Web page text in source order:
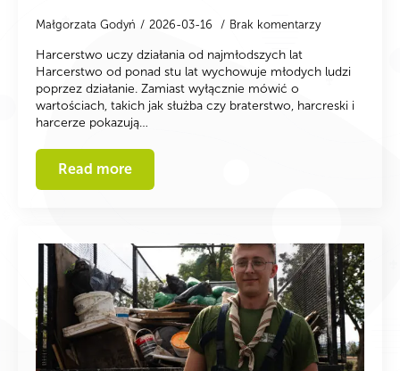
Małgorzata Godyń 2026-03-16 Brak komentarzy
Harcerstwo uczy działania od najmłodszych lat
Harcerstwo od ponad stu lat wychowuje młodych ludzi
poprzez działanie. Zamiast wyłącznie mówić o
wartościach, takich jak służba czy braterstwo, harcreski i
harcerze pokazują…
Read more